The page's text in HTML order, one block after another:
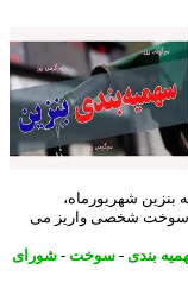
لیتر سهمیه بنزین شهریورماه،
سوخت شخصی واریز می
-سوخت-شورای